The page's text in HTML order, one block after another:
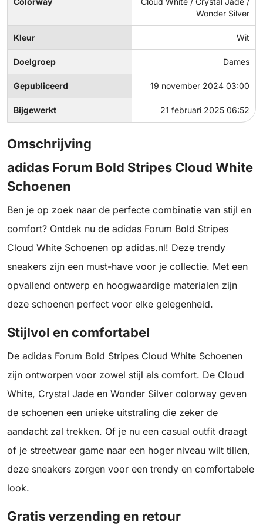
Wonder Silver
Kleur Wit
Doelgroep Dames
Gepubliceerd 19 november 2024 03:00
Bijgewerkt 21 februari 2025 06:52
Omschrijving
adidas Forum Bold Stripes Cloud White
Schoenen
Ben je op zoek naar de perfecte combinatie van stijl en
comfort? Ontdek nu de adidas Forum Bold Stripes
Cloud White Schoenen op adidas.nl! Deze trendy
sneakers zijn een must-have voor je collectie. Met een
opvallend ontwerp en hoogwaardige materialen zijn
deze schoenen perfect voor elke gelegenheid.
Stijlvol en comfortabel
De adidas Forum Bold Stripes Cloud White Schoenen
zijn ontworpen voor zowel stijl als comfort. De Cloud
White, Crystal Jade en Wonder Silver colorway geven
de schoenen een unieke uitstraling die zeker de
aandacht zal trekken. Of je nu een casual outfit draagt
of je streetwear game naar een hoger niveau wilt tillen,
deze sneakers zorgen voor een trendy en comfortabele
look.
Gratis verzending en retour